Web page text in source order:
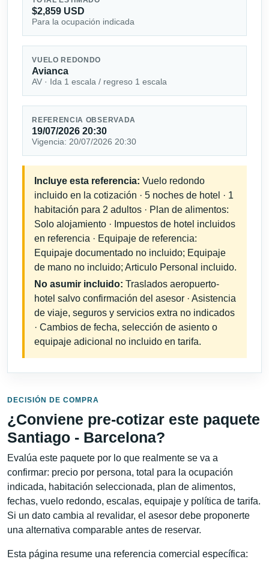
$2,859 USD
Para la ocupación indicada
VUELO REDONDO
Avianca
AV · Ida 1 escala / regreso 1 escala
REFERENCIA OBSERVADA
19/07/2026 20:30
Vigencia: 20/07/2026 20:30
Incluye esta referencia: Vuelo redondo
incluido en la cotización · 5 noches de hotel · 1
habitación para 2 adultos · Plan de alimentos:
Solo alojamiento · Impuestos de hotel incluidos
en referencia · Equipaje de referencia:
Equipaje documentado no incluido; Equipaje
de mano no incluido; Articulo Personal incluido.
No asumir incluido: Traslados aeropuerto-
hotel salvo confirmación del asesor · Asistencia
de viaje, seguros y servicios extra no indicados
· Cambios de fecha, selección de asiento o
equipaje adicional no incluido en tarifa.
DECISIÓN DE COMPRA
¿Conviene pre-cotizar este paquete
Santiago - Barcelona?
Evalúa este paquete por lo que realmente se va a
confirmar: precio por persona, total para la ocupación
indicada, habitación seleccionada, plan de alimentos,
fechas, vuelo redondo, escalas, equipaje y política de tarifa.
Si un dato cambia al revalidar, el asesor debe proponerte
una alternativa comparable antes de reservar.
Esta página resume una referencia comercial específica: